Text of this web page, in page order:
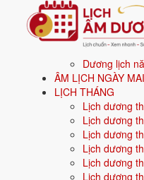
Dương lịch
ÂM LỊCH NGÀY MAI
LỊCH THÁNG
Lịch dương
Lịch dương
Lịch dương
Lịch dương
Lịch dương
Lịch dương
Trang chủ
Mệnh ngũ hành
Sinh năm 1999
⛰️ Sinh
Người